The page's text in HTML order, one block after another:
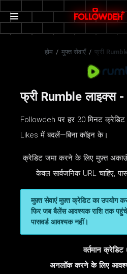
होम / मुफ्त सेवाएँ / फ्री
फ्री Rumble लाइक्स -
Followdeh पर हर 30 मिनट
Likes में बदलें—बिना कॉइन के।
क्रेडिट जमा करने के लिए मुफ़्त
केवल सार्वजनिक URL चाहिए,
मुफ़्त सेवाएं मुफ़्त क्रेडिट का उपयोग
फिर जब बैलेंस आवश्यक राशि तक
पासवर्ड आवश्यक नहीं।
वर्तमान क्रेडिट
अनलॉक करने के लिए